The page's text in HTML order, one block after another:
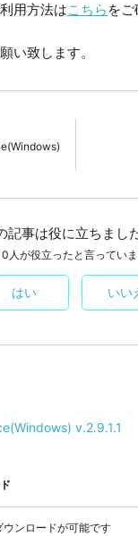
用方法はこちら をご
い致します。
記事は役に立ちまし
0人が役立ったと言ってい
はい いい
v.2.9.1.1
ンロードが可能です